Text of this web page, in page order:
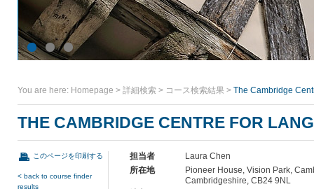
You are here: Homepage > 詳細検索 > コース検索結果 > The Cambridge
THE CAMBRIDGE CENTRE FOR
このページを印刷する
< back to course finder
results
担当者
Laura Chen
所在地
Pioneer House, Vision Park,
Cambridgeshire, CB24 9NL